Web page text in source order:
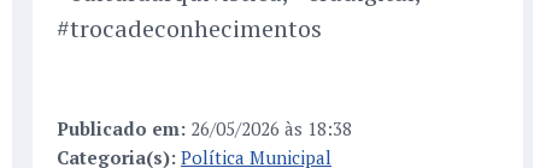
#trocadeconhecimentos
Publicado em: 26/05/2026 às 18:38
Categoria(s): Política Municipal